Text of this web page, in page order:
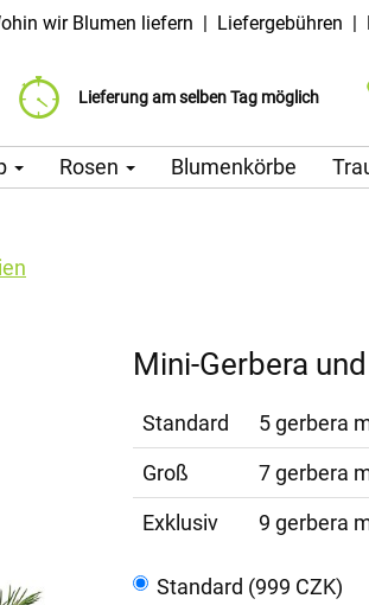
wir Blumen liefern | Liefergebühren |
Lieferung am selben Tag möglich
Liefergebühr ab 99 CZK
Wählen Sie Ihr Lieferdatum
Rosen Blumenkörbe
Mini-Gerbera
Standard
5 gerbera
Groß
7 gerbera
Exklusiv
9 gerbera
Standard (999 CZK)